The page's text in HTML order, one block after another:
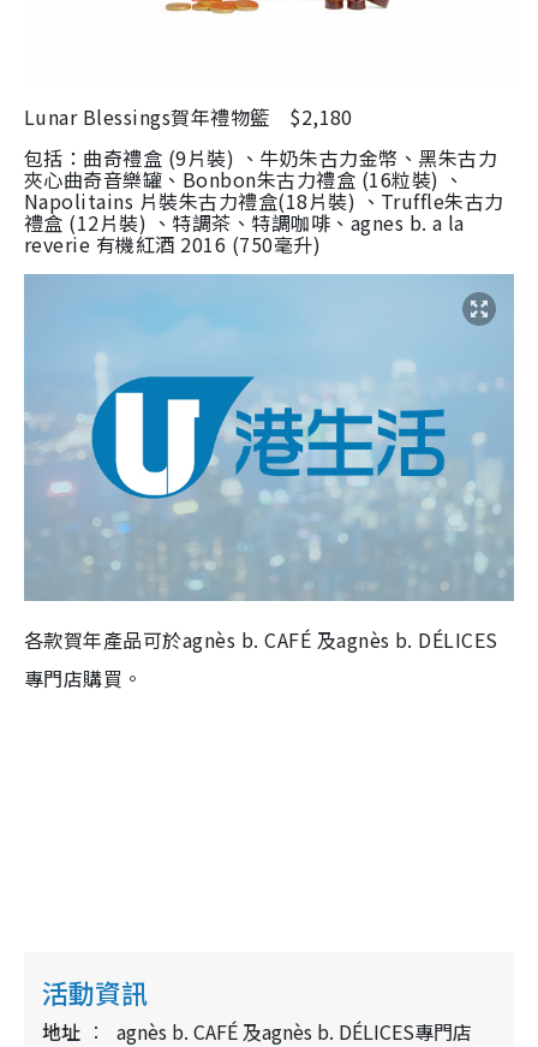
Lunar Blessings賀年禮物籃 $2,180
包括：曲奇禮盒 (9片裝) 、牛奶朱古力金幣、黑朱古力
夾心曲奇音樂罐、 Bonbon朱古力禮盒 (16粒裝) 、
Napolitains 片裝朱古力禮盒(18片裝) 、 Truffle朱古力
禮盒 (12片裝) 、特調茶、特調咖啡、agnes b. a la
reverie 有機紅酒 2016 (750毫升)
各款賀年產品可於agnès b. CAFÉ 及agnès b. DÉLICES
專門店購買。
活動資訊
地址 agnès b. CAFÉ 及agnès b. DÉLICES專門店